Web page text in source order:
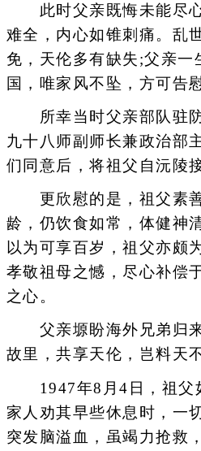
此时父亲既悔未能尽心
难全，内心如锥刺痛。乱
免，天伦多有缺失;父亲一
国，唯家风不坠，方可告
所幸当时父亲部队驻防
九十八师副师长兼政治部
们同意后，将祖父自沅陵
更欣慰的是，祖父素善
龄，仍饮食如常，体健神
以为可享百岁，祖父亦颇
孝敬祖母之憾，尽心补偿
之心。
父亲塬盼海外兄弟归来
故里，共享天伦，岂料天
1947年8月4日，祖父
家人劝其早些休息时，一
突发脑溢血，虽竭力抢救